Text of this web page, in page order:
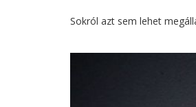
Sokról azt sem lehet